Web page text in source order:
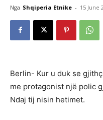
Nga Shqiperia Etnike - 15 June
Berlin- Kur u duk se
me protagonist një polic
Ndaj tij nisin hetimet.